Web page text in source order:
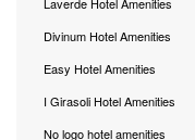
Divinum Hotel Amenities
Easy Hotel Amenities
I Girasoli Hotel Amenities
No logo hotel amenities